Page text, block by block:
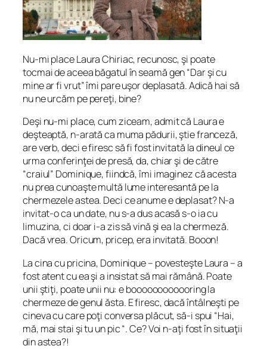
Nu-mi place Laura Chiriac, recunosc, şi poate
tocmai de aceea băgatul în seamă gen “Dar şi cu
mine ar fi vrut” îmi pare uşor deplasată. Adică hai să
nu ne urcăm pe pereţi, bine?
Deşi nu-mi place, cum ziceam, admit că Laura e
deşteaptă, n-arată ca muma pădurii, ştie franceză,
are verb, deci e firesc să fi fost invitată la dineul ce
urma conferinţei de presă, da, chiar şi de către
“craiul” Dominique, fiindcă, îmi imaginez că acesta
nu prea cunoaşte multă lume interesantă pe la
chermezele astea. Deci ce anume e deplasat? N-a
invitat-o ca undate, nu s-a dus acasă s-o ia cu
limuzina, ci doar i-a zis să vină şi ea la chermeză.
Dacă vrea. Oricum, pricep, era invitată. Booon!
La cina cu pricina, Dominique – povesteşte Laura – a
fost atent cu ea şi a insistat să mai rămână. Poate
unii ştiţi, poate unii nu: e boooooooooooring la
chermeze de genul ăsta. E firesc, dacă întâlneşti pe
cineva cu care poţi conversa plăcut, să-i spui “Hai,
mă, mai stai şi tu un pic “. Ce? Voi n-aţi fost în situaţii
din astea?!